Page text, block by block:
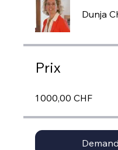
Dunja
Prix
1 000,00 CHF